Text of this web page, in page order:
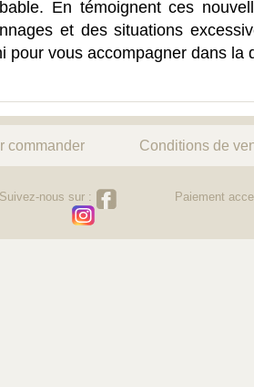
En témoignent ces
et des situations
pour vous accompagner dans la
commander Conditions de
Suivez-nous sur : Paiement